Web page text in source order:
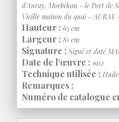
d'Auray, Morbihan - le Port de
Vieille maison du quai -
Hauteur : 65 cm
Largeur : 81 cm
Signature : Signé et daté
Date de l’œuvre : 1912
Technique utilisée :
Remarques :
Numéro de catalogue